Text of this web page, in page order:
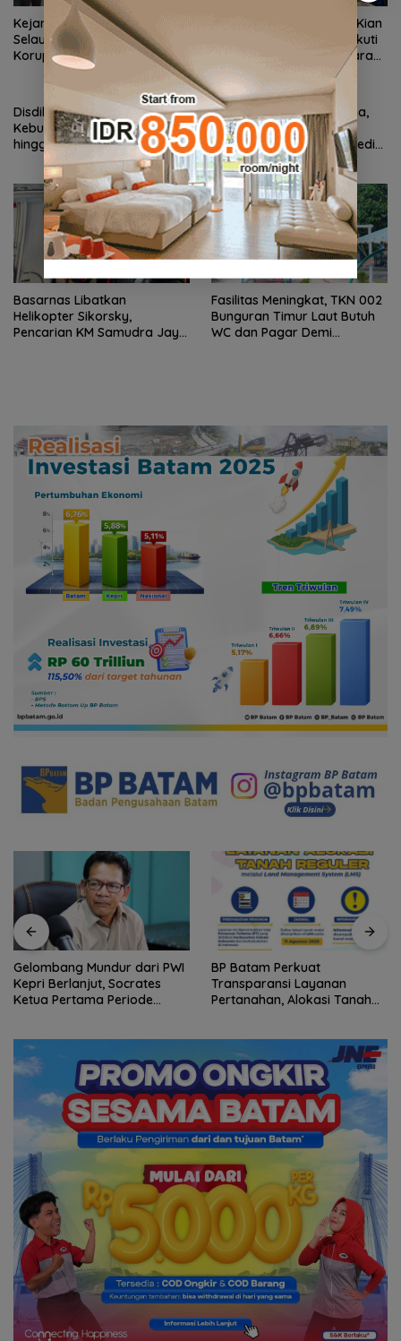
Kejari Natuna Tahan Kades
Selaut Nonaktif, Dugaan
Korupsi APBDes Rugikan
Negara Rp533 Juta
Sekolah Rakyat Natuna Kian
Diminati, 93 Siswa Baru Ikuti
MPLS Perdana Tahun Ajaran
2026
Disdikbud Natuna Respons
Kebutuhan TKN 002, Toilet
hingga Penataan Lingkungan
Segera Dibangun
Dokter Militer dari Natuna,
Wakili Indonesia di
Konferensi Bedah Ortopedi
Asia Tenggara
Basarnas Libatkan
Helikopter Sikorsky,
Pencarian KM Samudra Jaya
Fasilitas Meningkat, TKN 002
Bunguran Timur Laut Butuh
WC dan Pagar Demi
Gelombang Mundur dari PWI
Kepri Berlanjut, Socrates
Ketua Pertama Periode
BP Batam Perkuat
Transparansi Layanan
Pertanahan, Alokasi Tanah